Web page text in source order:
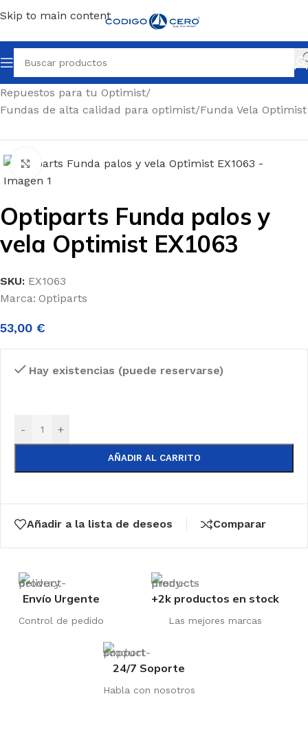
Skip to main content
Inicio/Repuestos para todo tipo de barcos/
Repuestos para tu Optimist/
Fundas de alta calidad para optimist/Funda Vela Optimist
Clic para ampliar
Optiparts Funda palos y
vela Optimist EX1063
SKU: EX1063
Marca: Optiparts
53,00 €
Hay existencias (puede reservarse)
- +
AÑADIR AL CARRITO
Añadir a la lista de deseos Comparar
Envío Urgente
Control de pedido
+2k productos en stock
Las mejores marcas
24/7 Soporte
Habla con nosotros